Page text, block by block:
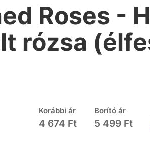
Roses -
rózsa
Korábbi ár
4 674 Ft
Borító ár
5 499 Ft